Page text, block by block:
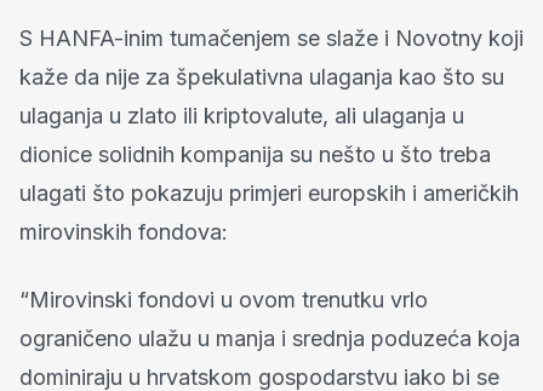
S HANFA-inim tumačenjem se slaže i Novotny koji
kaže da nije za špekulativna ulaganja kao što su
ulaganja u zlato ili kriptovalute, ali ulaganja u
dionice solidnih kompanija su nešto u što treba
ulagati što pokazuju primjeri europskih i američkih
mirovinskih fondova:
“Mirovinski fondovi u ovom trenutku vrlo
ograničeno ulažu u manja i srednja poduzeća koja
dominiraju u hrvatskom gospodarstvu iako bi se